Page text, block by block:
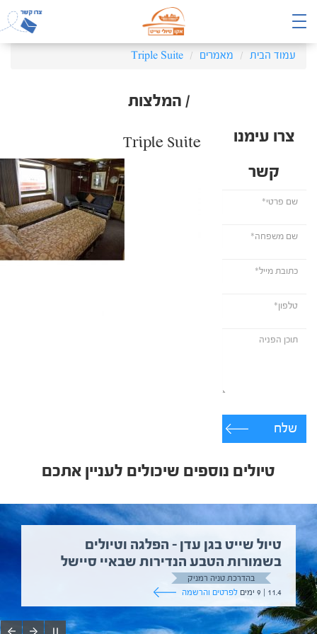
עמוד הבית מאמרים Triple Suite
/ המלצות
צרו עימנו
קשר
שלח
Triple Suite
טיולים נוספים שיכולים לעניין אתכם
טיול שייט בגן עדן – הפלגה וטיולים
בשמורות הטבע הנדירות שבאיי סיישל
בהדרכת טניה רמניק
11.4 | 9 ימים
לפרטים והרשמה